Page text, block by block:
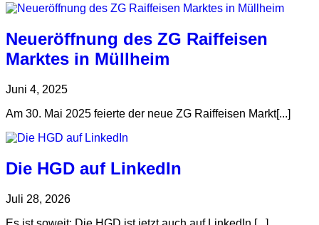
Neueröffnung des ZG Raiffeisen
Marktes in Müllheim
Juni 4, 2025
Am 30. Mai 2025 feierte der neue ZG Raiffeisen Markt[...]
Die HGD auf LinkedIn
Juli 28, 2026